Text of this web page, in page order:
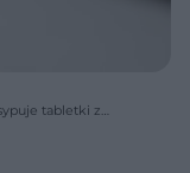
tabletki z
B12, by